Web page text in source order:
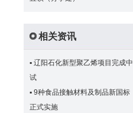
相关资讯
▪ 辽阳石化新型聚乙烯项目完成中
试
▪ 9种食品接触材料及制品新国标
正式实施